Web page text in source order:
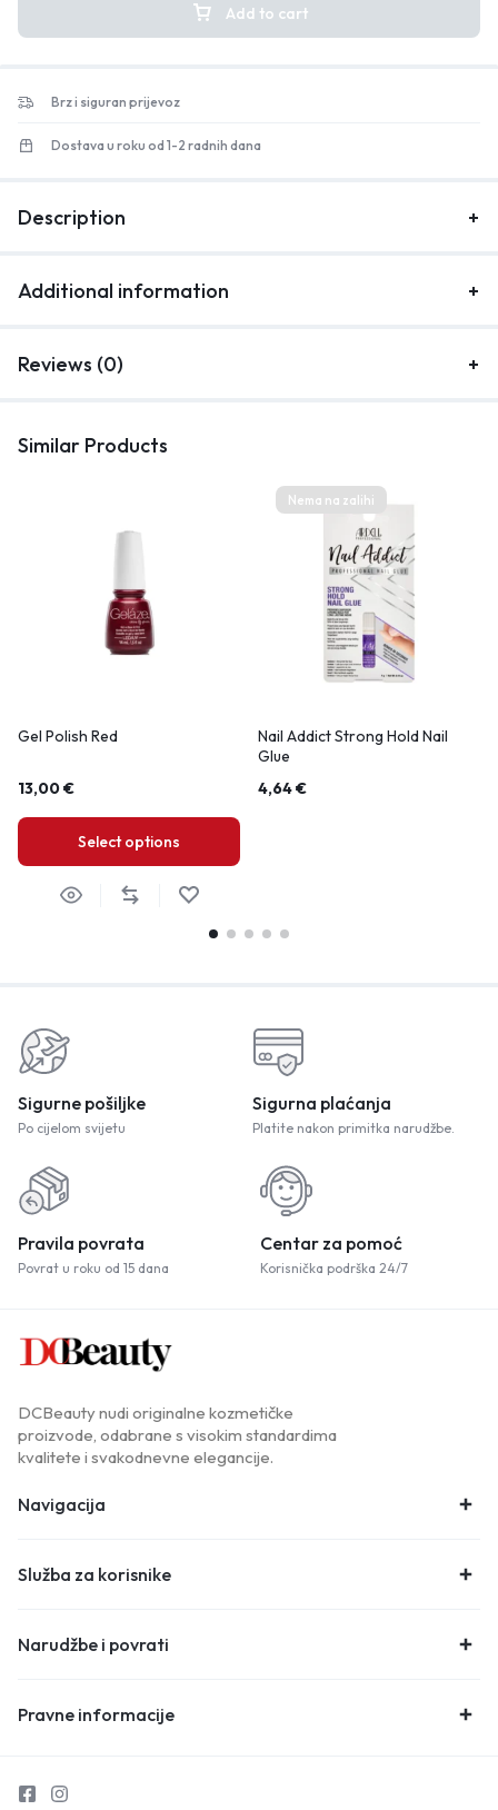
Add to cart
Brz i siguran prijevoz
Dostava u roku od 1-2 radnih dana
Description
Additional information
Reviews (0)
Similar Products
Gel Polish Red
13,00€
Select options
Nema na zalihi
Nail Addict Strong Hold Nail
Glue
4,64€
Sigurne pošiljke
Po cijelom svijetu
Sigurna plaćanja
Platite nakon primitka narudžbe.
Pravila povrata
Povrat u roku od 15 dana
Centar za pomoć
Korisnička podrška 24/7
DCBeauty nudi originalne kozmetičke
proizvode, odabrane s visokim standardima
kvalitete i svakodnevne elegancije.
Navigacija
Služba za korisnike
Narudžbe i povrati
Pravne informacije